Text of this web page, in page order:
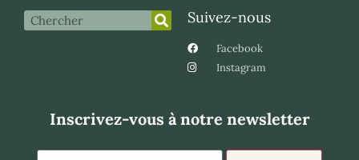
Suivez-nous
Facebook
Instagram
Inscrivez-vous à notre newsletter